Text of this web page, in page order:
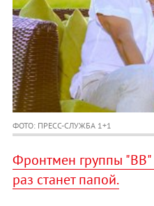
ФОТО: ПРЕСС-СЛУЖБА 1+1
Фронтмен группы "ВВ"
раз станет папой.